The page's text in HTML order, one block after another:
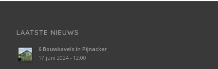
LAATSTE NIEUWS
6 Bouwkavels in Pijnacker
17 juni 2024 - 12:00